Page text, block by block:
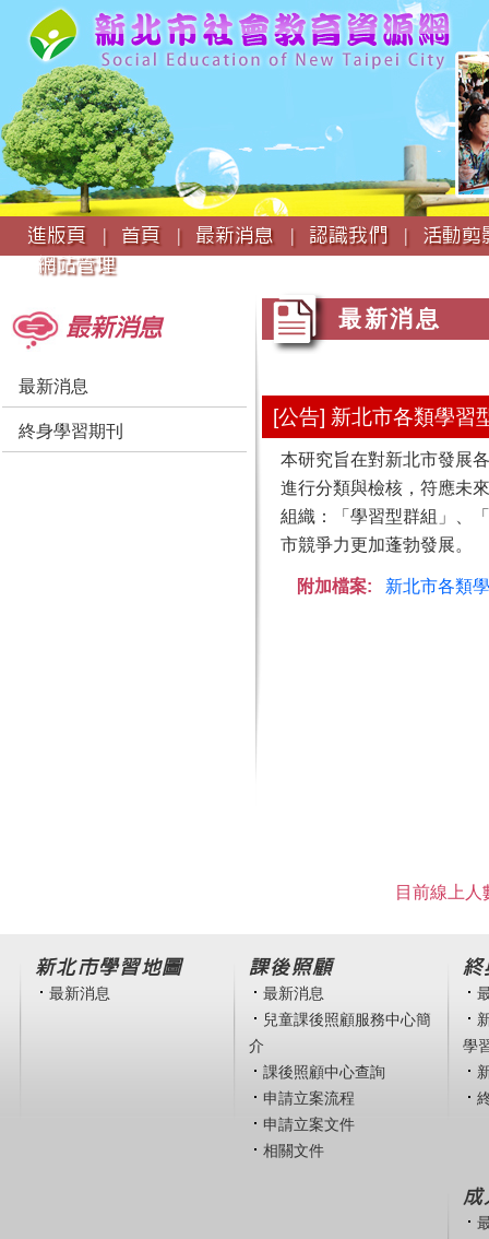
:::
進版頁 |
首頁 | 最新消息 | 認識我們 |
活動
網站管理
最新消息
最新消息
終身學習期刊
最新消息
[公告] 新北市各類學習
本研究旨在對新北市發展
進行分類與檢核，符應未
組織：「學習型群組」、
市競爭力更加蓬勃發展。
附加檔案: 新北市各類
目前線上
新北市學習地圖
最新消息
課後照顧
最新消息
兒童課後照顧服務中心簡
介
課後照顧中心查詢
申請立案流程
申請立案文件
相關文件
終
學